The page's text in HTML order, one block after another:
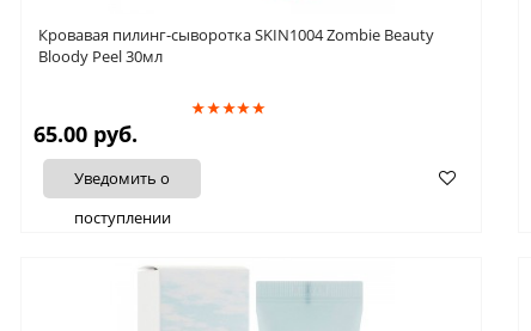
Кровавая пилинг-сыворотка SKIN1004 Zombie Beauty
Bloody Peel 30мл
65.00 руб.
Уведомить о
поступлении